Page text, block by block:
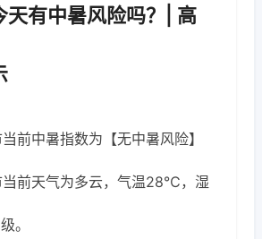
天有中暑风险吗？| 高
前中暑指数为【无中暑风险】
当前天气为多云，气温28℃，湿
。